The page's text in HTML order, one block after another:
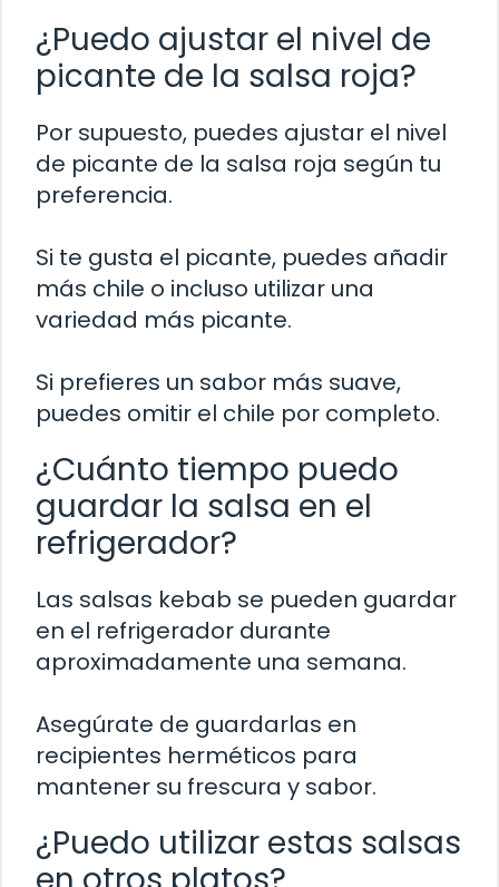
¿Puedo ajustar el nivel de
picante de la salsa roja?
Por supuesto, puedes ajustar el nivel
de picante de la salsa roja según tu
preferencia.
Si te gusta el picante, puedes añadir
más chile o incluso utilizar una
variedad más picante.
Si prefieres un sabor más suave,
puedes omitir el chile por completo.
¿Cuánto tiempo puedo
guardar la salsa en el
refrigerador?
Las salsas kebab se pueden guardar
en el refrigerador durante
aproximadamente una semana.
Asegúrate de guardarlas en
recipientes herméticos para
mantener su frescura y sabor.
¿Puedo utilizar estas salsas